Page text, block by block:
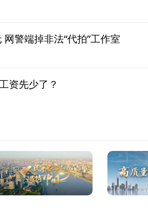
警端掉非法“代拍”工作室
资先少了？